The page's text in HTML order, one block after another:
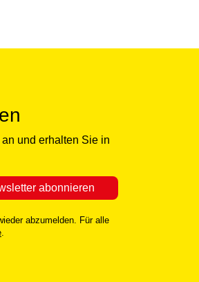
und erhalten Sie in
abzumelden. Für alle